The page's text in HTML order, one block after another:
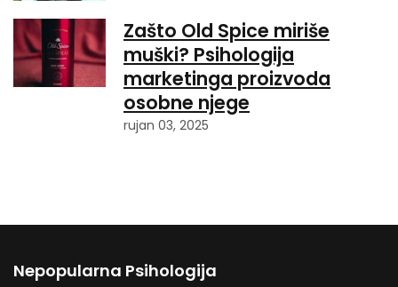
Zašto Old Spice miriše
muški? Psihologija
marketinga proizvoda
osobne njege
rujan 03, 2025
Nepopularna Psihologija